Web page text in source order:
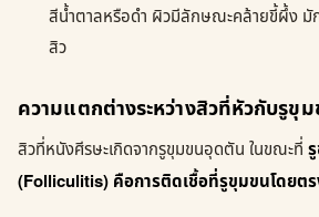
สีน้ำตาลหรือดำ ผิวมีลักษณะคล้ายขี้ผึ้ง มั
สิว
ความแตกต่างระหว่างสิวที่หัวกับรูขุ
สิวที่หนังศีรษะเกิดจากรูขุมขนอุดตัน ในขณะที่
(Folliculitis) คือการติดเชื้อที่รูขุมขนโดยต